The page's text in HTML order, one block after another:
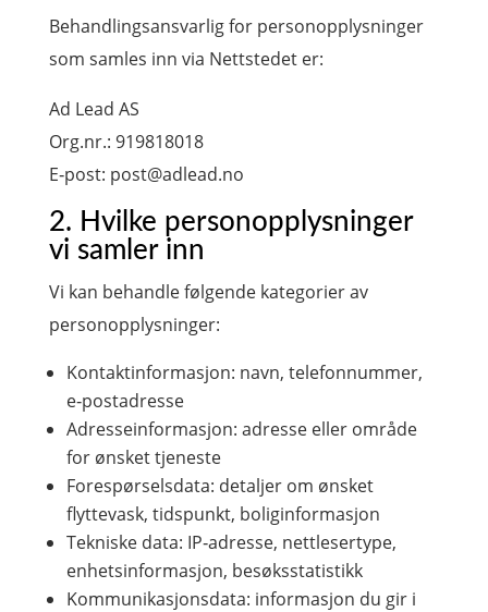
Behandlingsansvarlig for personopplysninger
som samles inn via Nettstedet er:
Ad Lead AS
Org.nr.: 919818018
E‑post: post@adlead.no
2. Hvilke personopplysninger
vi samler inn
Vi kan behandle følgende kategorier av
personopplysninger:
Kontaktinformasjon: navn, telefonnummer,
e‑postadresse
Adresseinformasjon: adresse eller område
for ønsket tjeneste
Forespørselsdata: detaljer om ønsket
flyttevask, tidspunkt, boliginformasjon
Tekniske data: IP‑adresse, nettlesertype,
enhetsinformasjon, besøksstatistikk
Kommunikasjonsdata: informasjon du gir i